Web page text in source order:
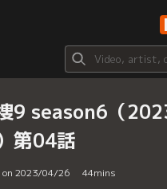
9 season6（
第04話
on 2023/04/26 44mins